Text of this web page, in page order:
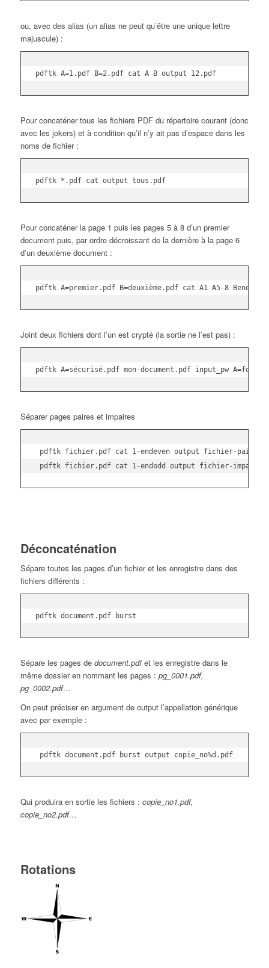
ou, avec des alias (un alias ne peut qu’être une unique lettre
majuscule) :
pdftk A=1.pdf B=2.pdf cat A B output 12.pdf
Pour concaténer tous les fichiers PDF du répertoire courant (donc
avec les jokers) et à condition qu’il n’y ait pas d’espace dans les
noms de fichier :
pdftk *.pdf cat output tous.pdf
Pour concaténer la page 1 puis les pages 5 à 8 d’un premier
document puis, par ordre décroissant de la dernière à la page 6
d’un deuxième document :
pdftk A=premier.pdf B=deuxième.pdf cat A1 A5-8
Joint deux fichiers dont l’un est crypté (la sortie ne l’est pas) :
pdftk A=sécurisé.pdf mon-document.pdf input_pw
Séparer pages paires et impaires
pdftk fichier.pdf cat 1-endeven output fichier-
pdftk fichier.pdf cat 1-endodd output fichier-
Déconcaténation
Sépare toutes les pages d’un fichier et les enregistre dans des
fichiers différents :
pdftk document.pdf burst
Sépare les pages de document.pdfet les enregistre dans le
même dossier en nommant les pages : pg_0001.pdf,
pg_0002.pdf…
On peut préciser en argument de output l’appellation générique
avec par exemple :
pdftk document.pdf burst output copie_no%d.pdf
Qui produira en sortie les fichiers : copie_no1.pdf,
copie_no2.pdf…
Rotations